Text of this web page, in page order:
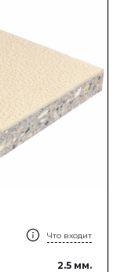
Что входит
2.5 мм.